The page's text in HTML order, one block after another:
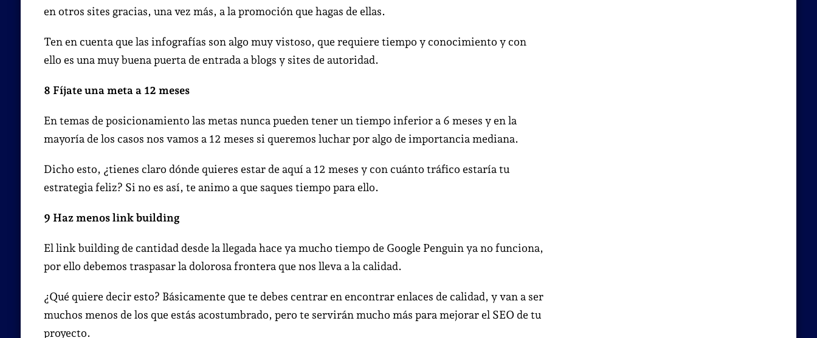
en otros sites gracias, una vez más, a la promoción que hagas de ellas.
Ten en cuenta que las infografías son algo muy vistoso, que requiere tiempo y conocimiento y con
ello es una muy buena puerta de entrada a blogs y sites de autoridad.
8 Fíjate una meta a 12 meses
En temas de posicionamiento las metas nunca pueden tener un tiempo inferior a 6 meses y en la
mayoría de los casos nos vamos a 12 meses si queremos luchar por algo de importancia mediana.
Dicho esto, ¿tienes claro dónde quieres estar de aquí a 12 meses y con cuánto tráfico estaría tu
estrategia feliz? Si no es así, te animo a que saques tiempo para ello.
9 Haz menos link building
El link building de cantidad desde la llegada hace ya mucho tiempo de Google Penguin ya no funciona,
por ello debemos traspasar la dolorosa frontera que nos lleva a la calidad.
¿Qué quiere decir esto? Básicamente que te debes centrar en encontrar enlaces de calidad, y van a ser
muchos menos de los que estás acostumbrado, pero te servirán mucho más para mejorar el SEO de tu
proyecto.